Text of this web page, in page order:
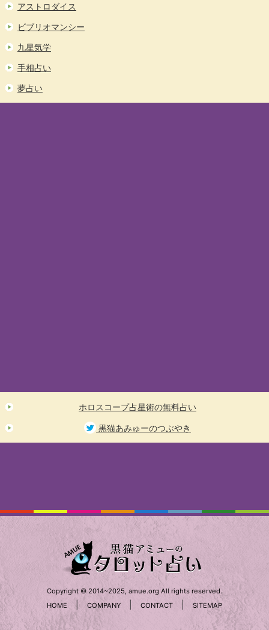
アストロダイス
ビブリオマンシー
九星気学
手相占い
夢占い
ホロスコープ占星術の無料占い
黒猫あみゅーのつぶやき
Copyright © 2014~2025, amue.org All rights reserved.
HOME
| COMPANY CONTACT SITEMAP